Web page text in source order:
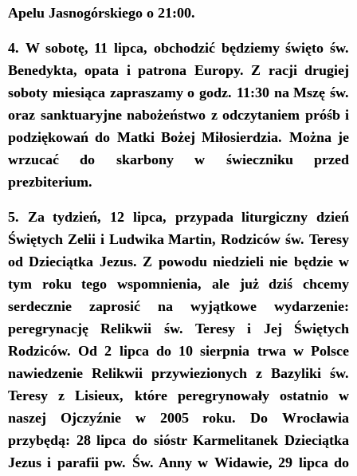
Apelu Jasnogórskiego o 21:00.
4. W sobotę, 11 lipca, obchodzić będziemy święto św.
Benedykta, opata i patrona Europy.Z racji drugiej
soboty miesiącazapraszamy o godz. 11:30 na Mszę św.
oraz sanktuaryjne nabożeństwo z odczytaniem próśb i
podziękowań do Matki Bożej Miłosierdzia. Można je
wrzucać do skarbony w świeczniku przed
prezbiterium.
5. Za tydzień, 12 lipca, przypada liturgiczny dzień
Świętych Zelii i Ludwika Martin, Rodziców św. Teresy
od Dzieciątka Jezus. Z powodu niedzieli nie będzie w
tym roku tego wspomnienia, ale już dziś chcemy
serdecznie zaprosić na wyjątkowe wydarzenie:
peregrynację Relikwii św. Teresy i Jej Świętych
Rodziców. Od 2 lipca do 10 sierpnia trwaw Polsce
nawiedzenie Relikwii przywiezionych z Bazyliki św.
Teresy z Lisieux, które peregrynowały ostatnio w
naszej Ojczyźnie w 2005 roku. Do Wrocławia
przybędą: 28 lipca do sióstr Karmelitanek Dzieciątka
Jezusi parafii pw. Św. Anny w Widawie, 29 lipca do